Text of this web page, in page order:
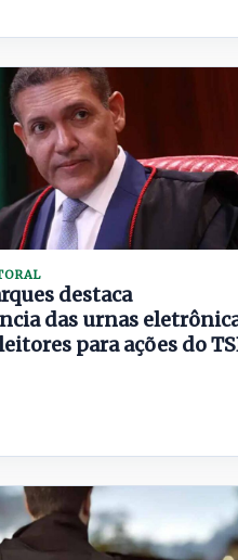
destaca
das urnas
para ações do